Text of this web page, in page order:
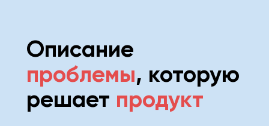
Описание
проблемы, которую
решает продукт